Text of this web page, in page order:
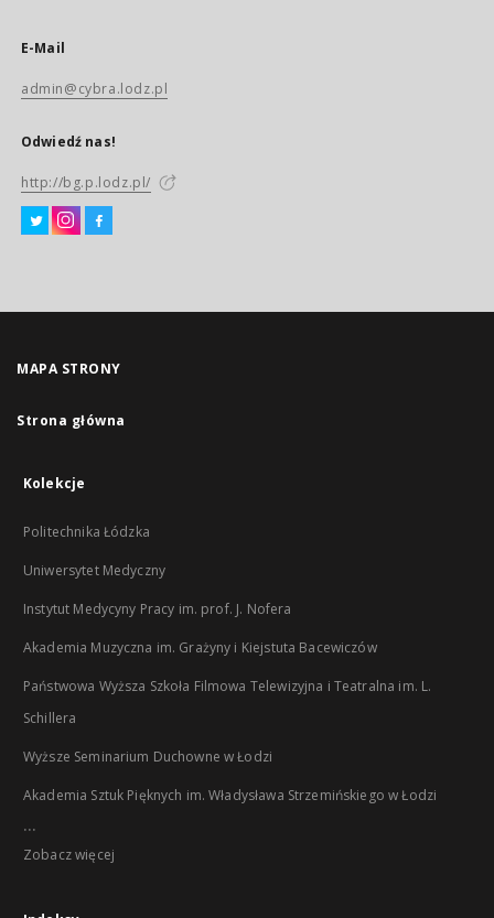
E-Mail
admin@cybra.lodz.pl
Odwiedź nas!
http://bg.p.lodz.pl/
MAPA STRONY
Strona główna
Kolekcje
Politechnika Łódzka
Uniwersytet Medyczny
Instytut Medycyny Pracy im. prof. J. Nofera
Akademia Muzyczna im. Grażyny i Kiejstuta Bacewiczów
Państwowa Wyższa Szkoła Filmowa Telewizyjna i Teatralna im. L.
Schillera
Wyższe Seminarium Duchowne w Łodzi
Akademia Sztuk Pięknych im. Władysława Strzemińskiego w Łodzi
...
Zobacz więcej